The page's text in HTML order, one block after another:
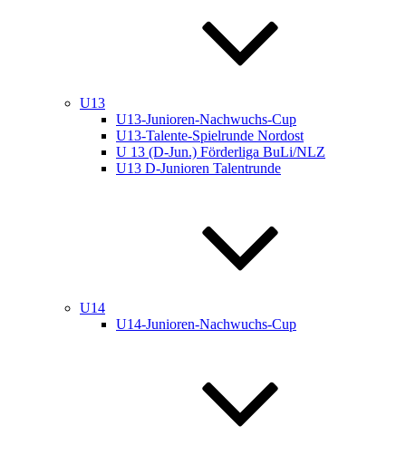
U13
U13-Junioren-Nachwuchs-Cup
U13-Talente-Spielrunde Nordost
U 13 (D-Jun.) Förderliga BuLi/NLZ
U13 D-Junioren Talentrunde
U14
U14-Junioren-Nachwuchs-Cup